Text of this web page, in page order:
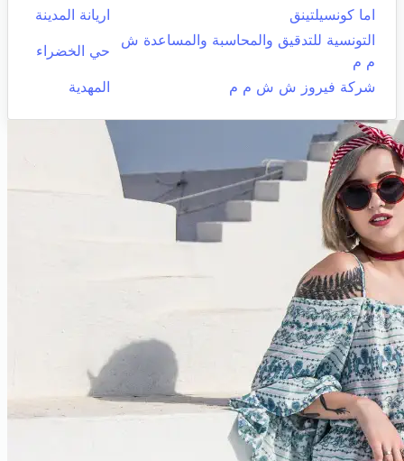
اما كونسيلتينق
اريانة المدينة
التونسية للتدقيق والمحاسبة والمساعدة ش
م م
حي الخضراء
شركة فيروز ش ش م م المهدية